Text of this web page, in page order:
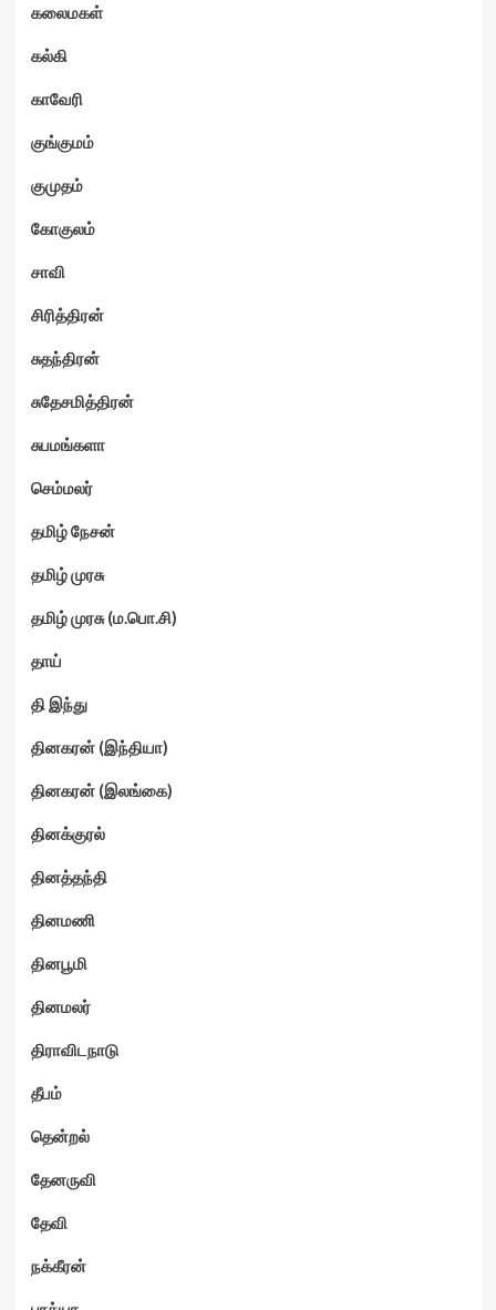
கலைமகள்
கல்கி
காவேரி
குங்குமம்
குமுதம்
கோகுலம்
சாவி
சிரித்திரன்
சுதந்திரன்
சுதேசமித்திரன்
சுபமங்களா
செம்மலர்
தமிழ் நேசன்
தமிழ் முரசு
தமிழ் முரசு (ம.பொ.சி)
தாய்
தி இந்து
தினகரன் (இந்தியா)
தினகரன் (இலங்கை)
தினக்குரல்
தினத்தந்தி
தினமணி
தினபூமி
தினமலர்
திராவிடநாடு
தீபம்
தென்றல்
தேனருவி
தேவி
நக்கீரன்